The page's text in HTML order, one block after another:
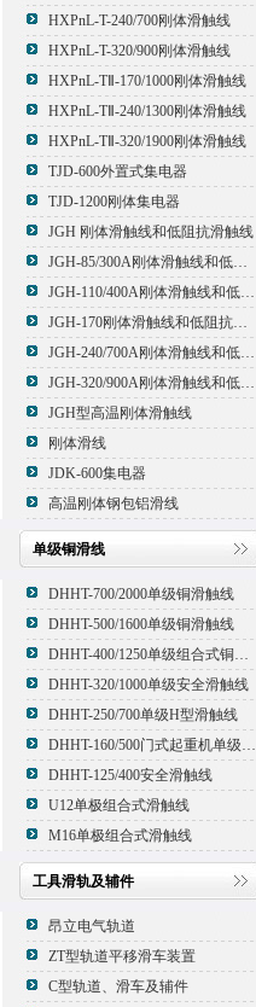
HXPnL-T-240/700刚体滑触线
HXPnL-T-320/900刚体滑触线
HXPnL-TⅡ-170/1000刚体滑触线
HXPnL-TⅡ-240/1300刚体滑触线
HXPnL-TⅡ-320/1900刚体滑触线
TJD-600外置式集电器
TJD-1200刚体集电器
JGH 刚体滑触线和低阻抗滑触线
JGH-85/300A刚体滑触线和低阻抗滑触线
JGH-110/400A刚体滑触线和低阻抗滑触线
JGH-170刚体滑触线和低阻抗滑触线
JGH-240/700A刚体滑触线和低阻抗滑触线
JGH-320/900A刚体滑触线和低阻抗滑触线
JGH型高温刚体滑触线
刚体滑线
JDK-600集电器
高温刚体钢包铝滑线
单级铜滑线
DHHT-700/2000单级铜滑触线
DHHT-500/1600单级铜滑触线
DHHT-400/1250单级组合式铜滑线,滑触线
DHHT-320/1000单级安全滑触线
DHHT-250/700单级H型滑触线
DHHT-160/500门式起重机单级组合式滑触线
DHHT-125/400安全滑触线
U12单极组合式滑触线
M16单极组合式滑触线
工具滑轨及辅件
昂立电气轨道
ZT型轨道平移滑车装置
C型轨道、滑车及辅件